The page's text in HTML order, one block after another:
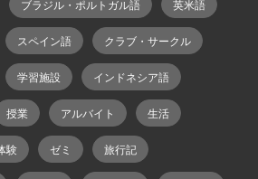
ブラジル・ポルトガル語 英米語
スペイン語 クラブ・サークル
学習施設 インドネシア語
授業 アルバイト 生活
験 ゼミ 旅行記